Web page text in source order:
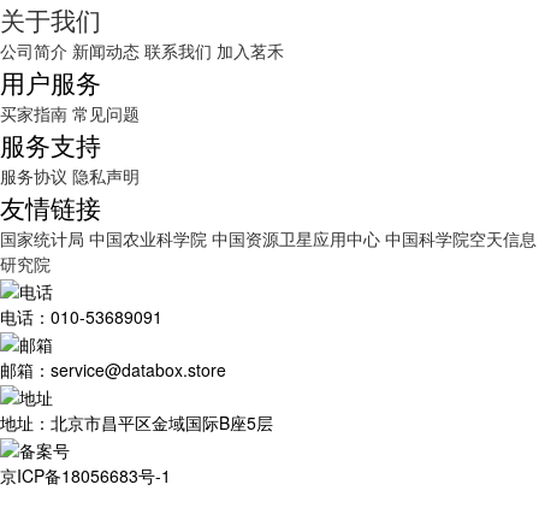
关于我们
公司简介 新闻动态 联系我们 加入茗禾
用户服务
买家指南 常见问题
服务支持
服务协议 隐私声明
友情链接
国家统计局 中国农业科学院 中国资源卫星应用中心 中国科学院空天信息
研究院
电话：010-53689091
邮箱：service@databox.store
地址：北京市昌平区金域国际B座5层
京ICP备18056683号-1